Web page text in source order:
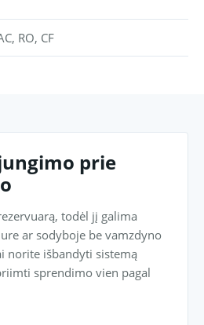
RO, CF
prie
todėl jį galima
ar sodyboje be vamzdyno
norite išbandyti sistemą
sprendimo vien pagal